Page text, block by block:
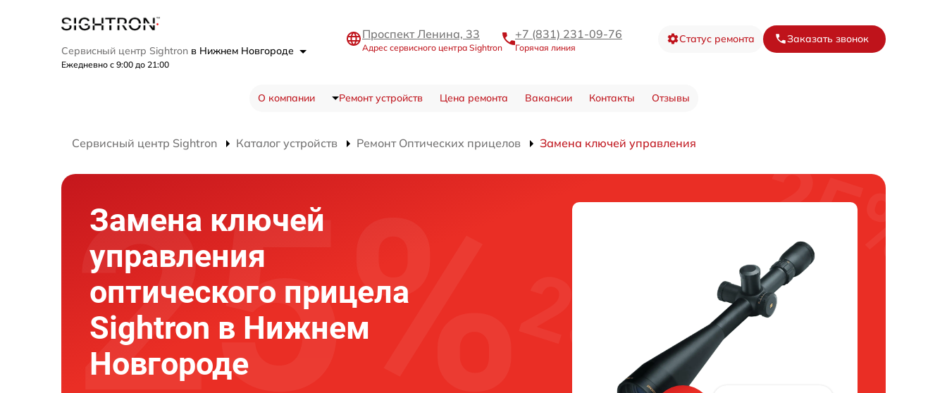
Сервисный центр Sightron в Нижнем Новгороде
Ежедневно с 9:00 до 21:00
Проспект Ленина, 33
Адрес сервисного центра Sightron
+7 (831) 231-09-76
Горячая линия
Статус ремонта Заказать звонок
О компании Ремонт устройств Цена ремонта Вакансии Контакты Отзывы
Сервисный центр Sightron Каталог устройств Ремонт Оптических прицелов Замена ключей управления
Замена ключей
управления
оптического прицела
Sightron в Нижнем
Новгороде